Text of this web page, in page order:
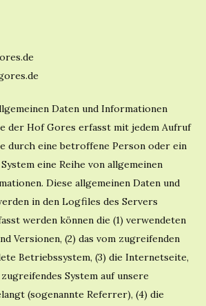
Daten und Informationen
der Hof Gores erfasst mit jedem Aufruf
durch eine betroffene Person oder ein
eine Reihe von allgemeinen
Diese allgemeinen Daten und
in den Logfiles des Servers
werden können die (1) verwendeten
Versionen, (2) das vom zugreifenden
Betriebssystem, (3) die Internetseite,
System auf unsere
(sogenannte Referrer), (4) die